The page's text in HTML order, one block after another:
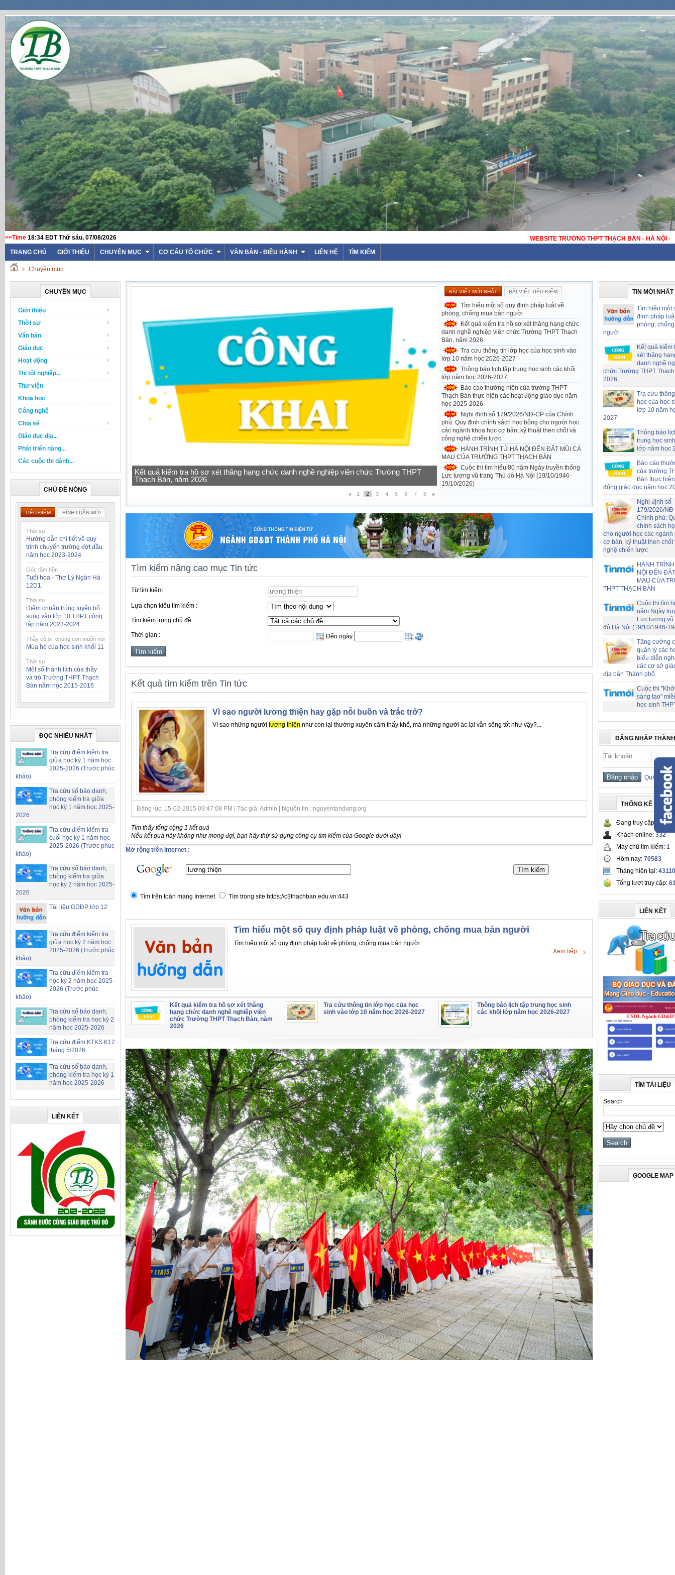
>>Time 18:34 EDT Thứ sáu, 07/08/2026
WEBSITE TRƯỜNG
TRANG CHỦ
GIỚI THIỆU CHUYÊN MỤC CƠ CẤU TỔ CHỨC VĂN BẢN - ĐIỀU HÀNH LIÊN HỆ TÌM KIẾM
Chuyên mục
CHUYÊN MỤC
Giới thiệu
Thời sự
Văn bản
Giáo dục
Hoạt động
Thi tốt nghiệp...
Thư viện
Khoa học
Công nghệ
Chia sẻ
Giáo dục địa...
Phát triển năng...
Các cuộc thi dành...
CHỦ ĐỀ NÓNG
TIÊU ĐIỂM BÌNH LUẬN MỚI
Thời sự
Hướng dẫn chi tiết về quy
trình chuyển trường đợt đầu
năm học 2023-2024
Góc tâm hồn
Tuổi hoa - Thơ Lý Ngân Hà
12D1
Thời sự
Điểm chuẩn trúng tuyển bổ
sung vào lớp 10 THPT công
lập năm 2023-2024
Thầy cô ơi, chúng con muốn nói
Mùa hè của học sinh khối 11
Thời sự
Một số thành tích của thầy
và trò Trường THPT Thạch
Bàn năm học 2015-2016
ĐỌC NHIỀU NHẤT
Tra cứu điểm kiểm tra
giữa học kỳ 1 năm học
2025-2026 (Trước phúc
khảo)
Tra cứu số báo danh,
phòng kiểm tra giữa
học kỳ 1 năm học 2025-
2026
Tra cứu điểm kiểm tra
cuối học kỳ 1 năm học
2025-2026 (Trước phúc
khảo)
Tra cứu số báo danh,
phòng kiểm tra giữa
học kỳ 2 năm học 2025-
2026
Tài liệu GDĐP lớp 12
Tra cứu điểm kiểm tra
giữa học kỳ 2 năm học
2025-2026 (Trước phúc
khảo)
Tra cứu điểm kiểm tra
học kỳ 2 năm học 2025-
2026 (Trước phúc
khảo)
Tra cứu số báo danh,
phòng kiểm tra học kỳ 2
năm học 2025-2026
Tra cứu điểm KTKS K12
tháng 5/2026
Tra cứu số báo danh,
phòng kiểm tra học kỳ 1
năm học 2025-2026
LIÊN KẾT
Kết quả kiểm tra hồ sơ xét thăng hạng chức danh nghề nghiệp viên chức Trường THPT
Thạch Bàn, năm 2026
Tra cứu thông tin lớp học của học sinh vào lớp 10 năm học 2026-2027
1 2 3 4 5 6 7 8
BÀI VIẾT MỚI NHẤT BÀI VIẾT TIÊU ĐIỂM
Tìm hiểu một số quy định pháp luật về
phòng, chống mua bán người
Kết quả kiểm tra hồ sơ xét thăng hạng chức
danh nghề nghiệp viên chức Trường THPT Thạch
Bàn, năm 2026
Tra cứu thông tin lớp học của học sinh vào
lớp 10 năm học 2026-2027
Thông báo lịch tập trung học sinh các khối
lớp năm học 2026-2027
Báo cáo thường niên của trường THPT
Thạch Bàn thực hiện các hoạt động giáo dục năm
học 2025-2026
Nghị định số 179/2026/NĐ-CP của Chính
phủ: Quy định chính sách học bổng cho người học
các ngành khoa học cơ bản, kỹ thuật then chốt và
công nghệ chiến lược
HÀNH TRÌNH TỪ HÀ NỘI ĐẾN ĐẤT MŨI CÀ
MAU CỦA TRƯỜNG THPT THẠCH BÀN
Cuộc thi tìm hiểu 80 năm Ngày truyền thống
Lực lượng vũ trang Thủ đô Hà Nội (19/10/1946-
19/10/2026)
Tìm kiếm nâng cao mục Tin tức
Từ tìm kiếm :
Lựa chọn kiểu tìm kiếm :
Tìm kiếm trong chủ đề :
Thời gian : Đến ngày
Kết quả tìm kiếm trên Tin tức
Vì sao người lương thiện hay gặp nỗi buồn và trắc trở?
Vì sao những người lương thiện như con lại thường xuyên cảm thấy khổ, mà những người ác lại vẫn sống tốt như vậy?...
Đăng lúc: 15-02-2015 09:47:08 PM | Tác giả: Admin | Nguồn tin : nguyentandung.org
Tìm thấy tổng cộng 1 kết quả
Nếu kết quả này không như mong đợi, bạn hãy thử sử dụng công cụ tìm kiếm của Google dưới đây!
Mở rộng trên Internet :
Tìm trên toàn mạng Internet Tìm trong site https://c3thachban.edu.vn:443
Tìm hiểu một số quy định pháp luật về phòng, chống mua bán người
Tìm hiểu một số quy định pháp luật về phòng, chống mua bán người
Xem tiếp...
Kết quả kiểm tra hồ sơ xét thăng
hạng chức danh nghề nghiệp viên
chức Trường THPT Thạch Bàn, năm
2026
Tra cứu thông tin lớp học của học
sinh vào lớp 10 năm học 2026-2027
Thông báo lịch tập trung học sinh
các khối lớp năm học 2026-2027
TIN MỚI NHẤT
Tìm hiểu một
định pháp
phòng,
người
Kết quả kiểm
xét thăng
danh nghề
chức Trường THPT
2026
Tra cứu
học của học
lớp 10 năm
2027
Thông báo
trung học
lớp năm học
Báo cáo
của trường
Bàn thực
động giáo dục năm học
Nghị định số
179/2026/
Chính phủ:
chính sách
cho người học các ngành
cơ bản, kỹ thuật then chốt
nghệ chiến lược
HÀNH
NỘI ĐẾN
MAU CỦA
THPT THẠCH BÀN
Cuộc thi tìm
năm Ngày
Lực lượng vũ
đô Hà Nội (19/10/1946-
Tăng cường
quản lý các
biểu diễn
các cơ sở
địa bàn Thành phố
Cuộc thi
sáng tạo"
học sinh
ĐĂNG NHẬP
Quên mật
THỐNG KÊ TRUY
Đang truy cập:
333
Khách online: 332
Máy chủ tìm kiếm: 1
Hôm nay: 70583
Tháng hiện tại:
Tổng lượt truy cập:
LIÊN KẾT
TÌM TÀI LIỆU
Search
GOOGLE MAP